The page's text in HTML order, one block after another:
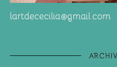
lartdececilia@gmail.com